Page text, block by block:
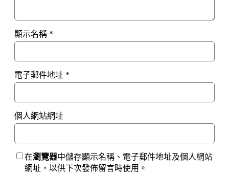
顯示名稱 *
電子郵件地址 *
個人網站網址
在瀏覽器中儲存顯示名稱、電子郵件地址及個人網站
網址，以供下次發佈留言時使用。